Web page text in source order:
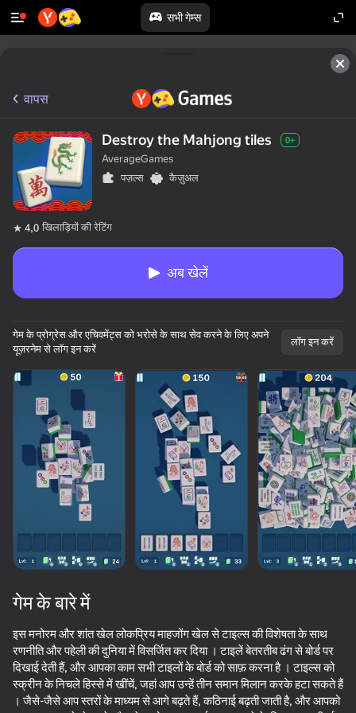
सभी गेम्स
वापस
Destroy the Mahjong tiles 0+
AverageGames
पज़ल्स
कैज़ुअल
4,0 खिलाड़ियों की रेटिंग
अब खेलें
गेम के प्रोग्रेस और एचिवमेंट्स को भरोसे के साथ सेव करने के लिए अपने
यूज़रनेम से लॉग इन करें
लॉग इन करें
गेम के बारे में
इस मनोरम और शांत खेल लोकप्रिय माहजोंग खेल से टाइल्स की विशेषता के साथ
रणनीति और पहेली की दुनिया में विसर्जित कर दिया । टाइलें बेतरतीब ढंग से बोर्ड पर
दिखाई देती हैं, और आपका काम सभी टाइलों के बोर्ड को साफ़ करना है । टाइल्स को
स्क्रीन के निचले हिस्से में खींचें, जहां आप उन्हें तीन समान मिलान करके हटा सकते हैं
। जैसे-जैसे आप स्तरों के माध्यम से आगे बढ़ते हैं, कठिनाई बढ़ती जाती है, और आपको